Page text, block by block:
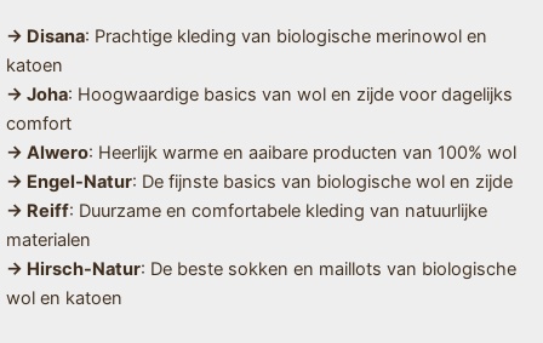
→ Disana: Prachtige kleding van biologische merinowol en
katoen
→ Joha: Hoogwaardige basics van wol en zijde voor dagelijks
comfort
→ Alwero: Heerlijk warme en aaibare producten van 100% wol
→ Engel-Natur: De fijnste basics van biologische wol en zijde
→ Reiff: Duurzame en comfortabele kleding van natuurlijke
materialen
→ Hirsch-Natur: De beste sokken en maillots van biologische
wol en katoen